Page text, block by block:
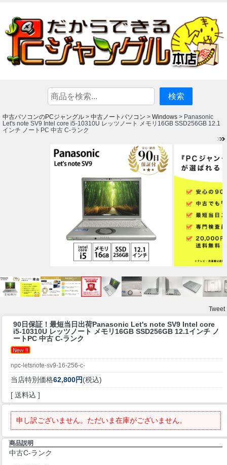
中古パソコンのPCジャングル > 中古ノートパソコン > Windows > Panasonic
Let's note SV9 Intel core i5-10310U レッツノート メモリ16GB SSD256GB 12.1
インチ ノートPC 中古 C-ランク
Tweet
90日保証！最短当日出荷Panasonic Let's note SV9 Intel core
i5-10310U レッツノート メモリ16GB SSD256GB 12.1インチ ノ
ートPC 中古 C-ランク
npc-letsnote-sv9-16-256-c-
当店特別価格62,800円(税込)
[ 送料込 ]
申し訳ございません。ただいま在庫がございません。
商品説明
中古C-ランク